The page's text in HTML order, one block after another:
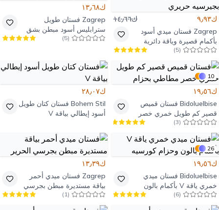
ك٩٫٩٣ ك١٤٫٦٦
Zagrep فستان ميدي أسود
بأكمام قصيرة وياقة دائرية
مبطن بجيرسيه حريري
(
5
)
ك١٣٫٦٨
Zagrep فستان طويل
سترابليس أسود مبطن بشق
وفتحات إبهام (
5
)
10
ك١٩٫٥٦
Bidoluelbise فستان قميص
قصير كم طويل خمري خصر
مطاطي بحزام
(
3
)
ك٢٨٫٠٧
Bohem Stil فستان كتان طويل
أسود إيطالي بياقة V
26
ك١٩٫٥٦
Bidoluelbise فستان ميدي
خمري ياقة V بأكمام بالون
وحزام كورسيه
(
6
)
ك١٣٫٣٩
Zagrep فستان ميدي أحمر
بياقة مستديرة مبطن بجرسي
الحرير
(
1
)